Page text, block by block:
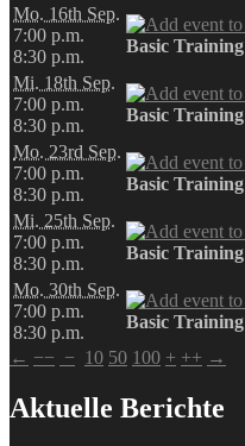
Mo. 16th Sep.
7:00 p.m.
8:30 p.m.
Basic Training
Mi. 18th Sep.
7:00 p.m.
8:30 p.m.
Basic Training
Mo. 23rd Sep.
7:00 p.m.
8:30 p.m.
Basic Training
Mi. 25th Sep.
7:00 p.m.
8:30 p.m.
Basic Training
Mo. 30th Sep.
7:00 p.m.
8:30 p.m.
Basic Training
← −− − 10 50 100 + ++ →
Aktuelle Berichte